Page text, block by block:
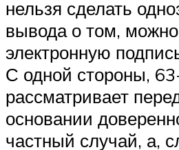
нельзя сделать
вывода о том,
электронную
С одной стороны,
рассматривает
основании
частный случай, а,